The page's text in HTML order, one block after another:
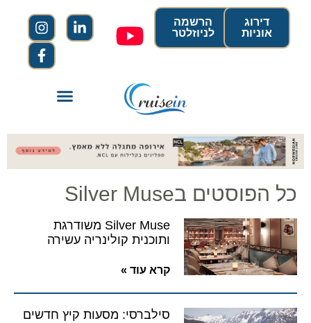
הרשמה
לניוזלטר
דירוג
אוניות
כל הפוסטים בSilver Muse
Silver Muse משודרגת
ותוכנית קולינריה עשירה
קרא עוד »
סילברסי: מסעות קיץ חדשים